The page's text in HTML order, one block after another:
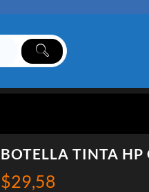
BOTELLA TINTA HP
$29,58